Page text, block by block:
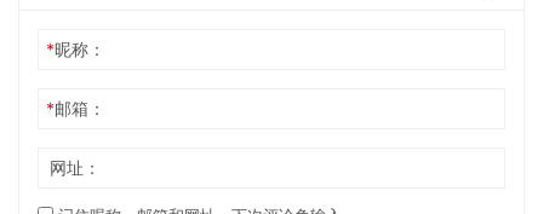
*昵称：
*邮箱：
网址：